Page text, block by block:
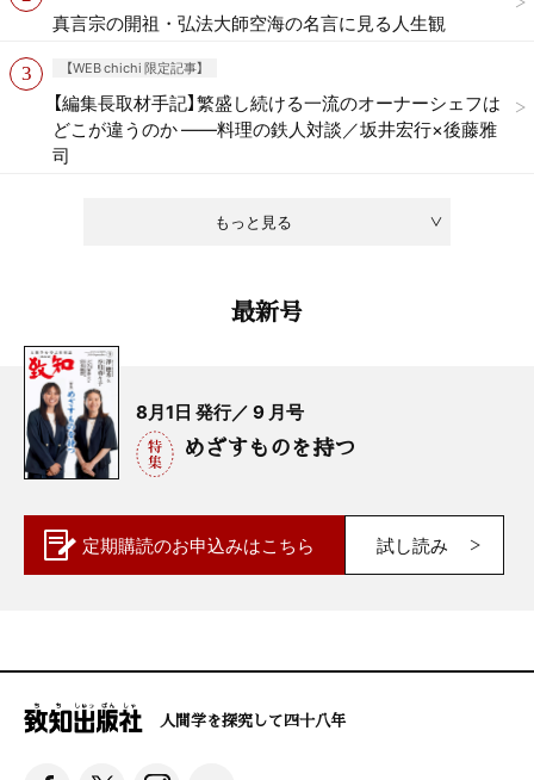
もっと見る
真言宗の開祖・弘法大師空海の名言に見る人生観
【WEB chichi 限定記事】
【編集長取材手記】繁盛し続ける一流のオーナーシェフは
どこが違うのか ——料理の鉄人対談／坂井宏行×後藤雅
司
最新号
8月1日 発行／ 9 月号
めざすものを持つ
定期購読のお申込みはこちら 試し読み
人間学を探究して四十八年